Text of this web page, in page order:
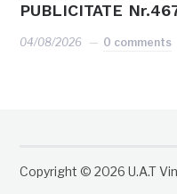
PUBLICITATE
04/08/2026 0 comments
Copyright © 2026 U.A.T